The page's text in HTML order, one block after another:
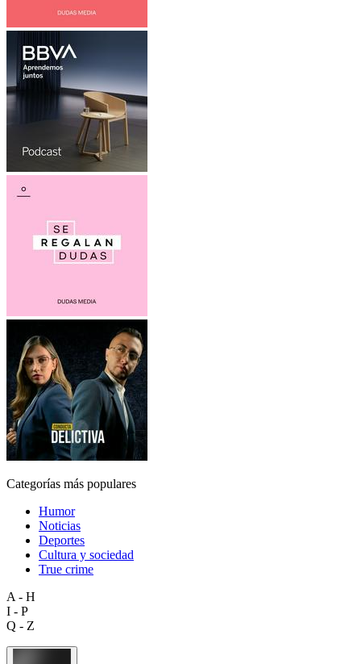
Categorías más populares
Humor
Noticias
Deportes
Cultura y sociedad
True crime
A - H
I - P
Q - Z